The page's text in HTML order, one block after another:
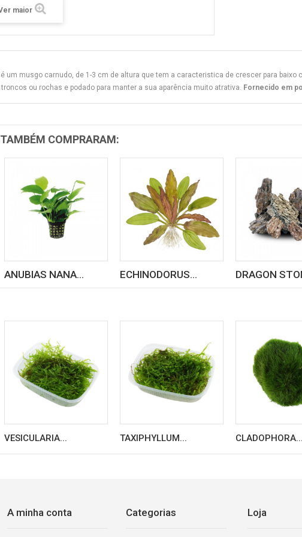
maior
é um musgo carnudo, de 1-3 cm de altura que tem a caracteristica de crescer para baixo
ou rochas e podado para manter a sua aparência muito atrativa. Fornecido em
COMPRARAM:
ANUBIAS NANA... ECHINODORUS... DRAGON
VESICULARIA... TAXIPHYLLUM... CLADOPHORA...
A minha conta Categorias Loja